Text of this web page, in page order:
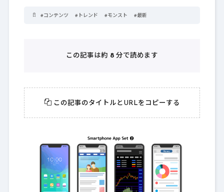
#コンテンツ #トレンド #モンスト #最新
この記事は約 8 分で読めます
この記事のタイトルとURLをコピーする